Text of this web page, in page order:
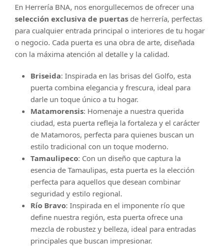
En Herrería BNA, nos enorgullecemos de ofrecer una
selección exclusiva de puertas de herrería, perfectas
para cualquier entrada principal o interiores de tu hogar
o negocio. Cada puerta es una obra de arte, diseñada
con la máxima atención al detalle y la calidad.
Briseida: Inspirada en las brisas del Golfo, esta
puerta combina elegancia y frescura, ideal para
darle un toque único a tu hogar.
Matamorensis: Homenaje a nuestra querida
ciudad, esta puerta refleja la fortaleza y el carácter
de Matamoros, perfecta para quienes buscan un
estilo tradicional con un toque moderno.
Tamaulipeco: Con un diseño que captura la
esencia de Tamaulipas, esta puerta es la elección
perfecta para aquellos que desean combinar
seguridad y estilo regional.
Río Bravo: Inspirada en el imponente río que
define nuestra región, esta puerta ofrece una
mezcla de robustez y belleza, ideal para entradas
principales que buscan impresionar.